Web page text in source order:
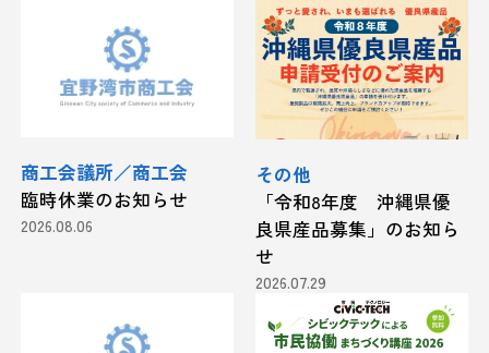
商工会議所／商工会
臨時休業のお知らせ
2026.08.06
その他
「令和8年度 沖縄県優
良県産品募集」のお知ら
せ
2026.07.29